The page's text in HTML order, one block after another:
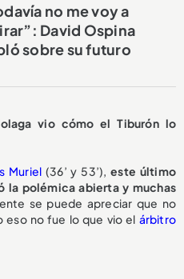
no me voy a
David Ospina
sobre su futuro
vio cómo el Tiburón lo
Muriel (36’ y 53’),este último
la polémica abierta y muchas
se puede apreciar que no
no fue lo que vio el árbitro